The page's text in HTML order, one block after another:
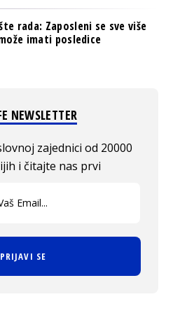
rada: Zaposleni se sve više
imati posledice
NEWSLETTER
zajednici od 20000
i čitajte nas prvi
PRIJAVI SE